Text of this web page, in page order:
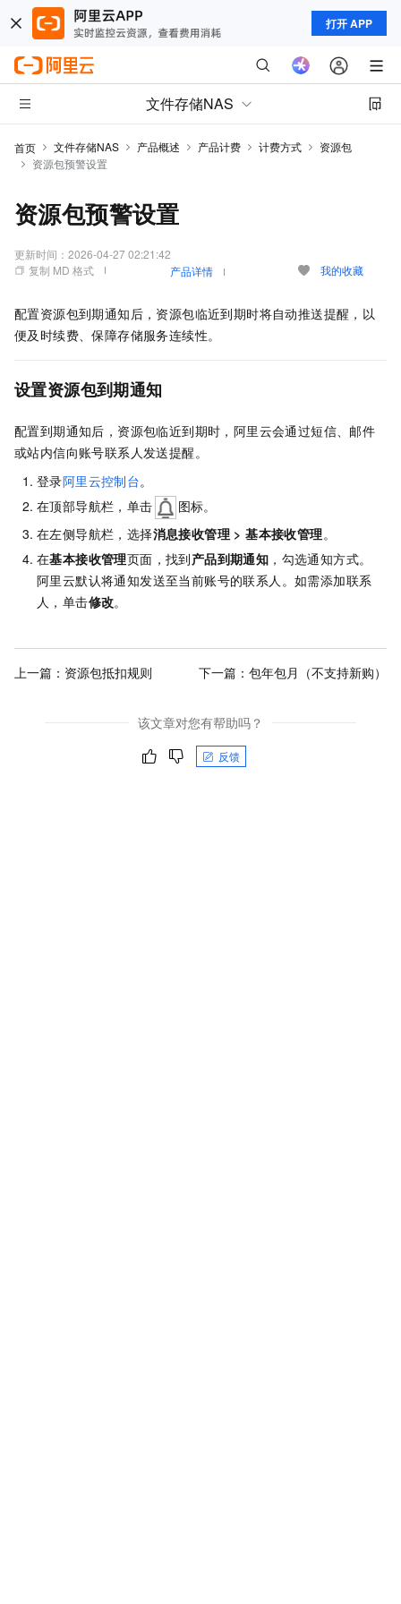
打开 APP
文件存储NAS
首页 文件存储NAS 产品概述 产品计费 计费方式
资源包
资源包预警设置
资源包预警设置
更新时间： 2026-04-27 02:21:42
复制 MD 格式
产品详情 我的收藏
配置资源包到期通知后，资源包临近到期时将自动推送提醒，以
便及时续费、保障存储服务连续性。
设置资源包到期通知
配置到期通知后，资源包临近到期时，阿里云会通过短信、 邮件
或站内信向账号联系人发送提醒。
登录阿里云控制台。
在顶部导航栏，单击
图标。
在左侧导航栏，选择消息接收管理 >基本接收管理。
在基本接收管理页面，找到产品到期通知 ，勾选通知方式。
阿里云默认将通知发送至当前账号的联系人。如需添加联系
人，单击修改。
上一篇： 资源包抵扣规则 下一篇： 包年包月（不支持新购）
该文章对您有帮助吗？
反馈